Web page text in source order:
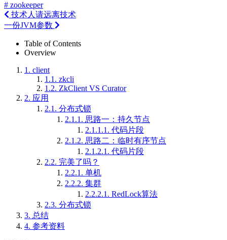
# zookeeper
技术人请远离技术
一份JVM参数
Table of Contents
Overview
1. client
1.1. zkcli
1.2. ZkClient VS Curator
2. 应用
2.1. 分布式锁
2.1.1. 思路一：持久节点
2.1.1.1. 代码片段
2.1.2. 思路二：临时有序节点
2.1.2.1. 代码片段
2.2. 完美了吗？
2.2.1. 单机
2.2.2. 集群
2.2.2.1. RedLock算法
2.3. 分布式锁
3. 总结
4. 参考资料